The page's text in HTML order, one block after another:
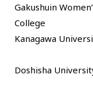
Gakushuin
College
Kanagawa
Doshisha